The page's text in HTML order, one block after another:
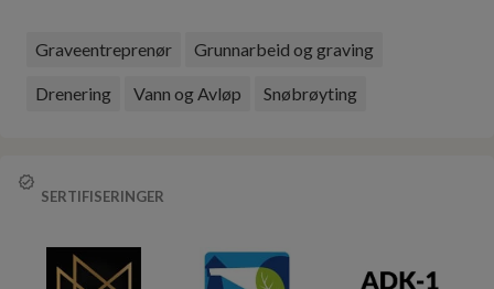
Graveentreprenør Grunnarbeid og graving
Drenering Vann og Avløp Snøbrøyting
SERTIFISERINGER